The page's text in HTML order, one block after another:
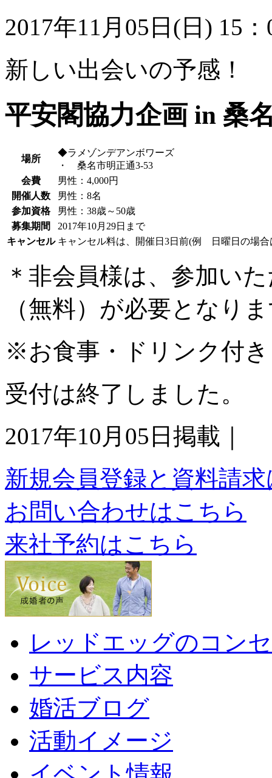
2017年11月05日(日) 15
新しい出会いの予感！
平安閣協力企画 in 桑
場所
◆ラメゾンデアンボワーズ
・ 桑名市明正通3-53
会費
男性 ：4,000円
開催人数
男性 ：8名
参加資格
男性 ：38歳～50歳
募集期間
2017年10月29日まで
キャンセル キャンセル料は、開催日3日前(例 日曜日の場
＊非会員様は、参加い
（無料）が必要となり
※お食事・ドリンク付き
受付は終了しました。
2017年10月05日掲載｜
新規会員登録と資料請
お問い合わせはこちら
来社予約はこちら
レッドエッグのコン
サービス内容
婚活ブログ
活動イメージ